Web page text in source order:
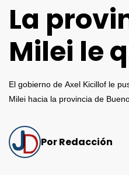
La
Milei le
El gobierno de Axel Kicillof le
Milei hacia la provincia de
Por Redacción